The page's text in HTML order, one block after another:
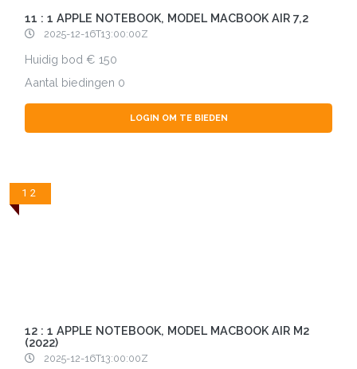
11 : 1 APPLE NOTEBOOK, MODEL MACBOOK AIR 7,2
2025-12-16T13:00:00Z
Huidig bod
150
Aantal biedingen 0
LOGIN OM TE BIEDEN
12
12 : 1 APPLE NOTEBOOK, MODEL MACBOOK AIR M2
(2022)
2025-12-16T13:00:00Z